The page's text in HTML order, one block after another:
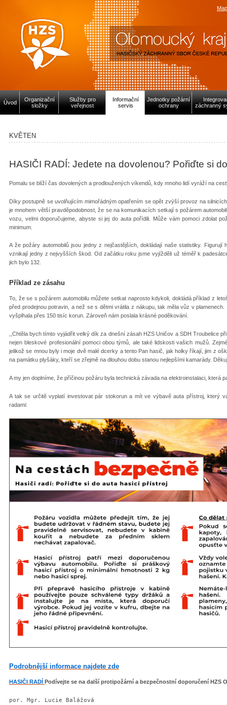
Úvod
Organizační
složky
Služby pro
veřejnost
Informační
servis
Jednotky požární
ochrany
záchranný
KVĚTEN
HASIČI RADÍ: Jedete na dovolenou? Pořiďte si
Pomalu se blíží čas dovolených a prodloužených víkendů, kdy mnoho lidí vyráží na
Díky postupně se uvolňujícím mimořádným opatřením se opět zvýší provoz na
je mnohem větší pravděpodobnost, že se na komunikacích setkají s požárem
vozu, velmi doporučujeme, abyste si jej do auta pořídili. Může vám pomoci zdolat
minimum.
A že požáry automobilů jsou jedny z nejčastějších, dokládají naše statistiky.
vznikají jedny z nejvyšších škod. Od začátku roku jsme vyjížděli už téměř k
jich bylo 132.
Příklad ze zásahu
To, že se s požárem automobilu můžete setkat naprosto kdykoli, dokládá příklad z
před prodejnou potravin, a než se s dětmi vrátila z nákupu, tak měla vůz v
vyšplhala přes 150 tisíc korun. Zároveň nám poslala krásné poděkování.
,,Chtěla bych tímto vyjádřit velký dík za dnešní zásah HZS Uničov a SDH Troubelice
nejen bleskové profesionální pomoci obou týmů, ale také lidskosti vašich mužů.
jelikož se mnou byly i moje dvě malé dcerky a tento Pan hasič, jak holky říkají, jim z
na památku plyšáky, kteří se zřejmě na dlouhou dobu stanou nejlepšími kamarády.
A my jen doplníme, že příčinou požáru byla technická závada na elektroinstalaci, která
A tak se určitě vyplatí investovat pár stokorun a mít ve výbavě auta přístroj, který
radami:
Podrobnější informace najdete zde
HASIČI RADÍ Podívejte se na další protipožární a bezpečnostní doporučení HZS
por. Mgr. Lucie Balážová